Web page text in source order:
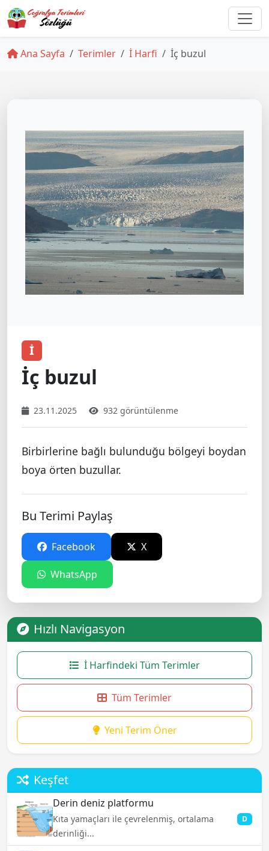
Ana Sayfa Terimler İ Harfi İç buzul
İ
İç buzul
23.11.2025 932 görüntülenme
Birbirlerine bağlı bulunduğu bölgeyi boydan
boya örten buzullar.
Bu Terimi Paylaş
Facebook X
WhatsApp
Hızlı Navigasyon
İ Harfindeki Tüm Terimler
Tüm Terimler
Yeni Terim Öner
Keşfet
Derin deniz platformu
Kıta yamaçları ile çevrelenmiş, ortalama
derinliği...
D